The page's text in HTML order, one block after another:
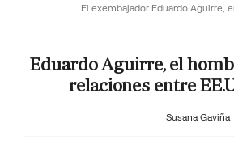
El exembajador Eduardo Aguirre,
Eduardo Aguirre, el
relaciones entre
Susana Gaviña